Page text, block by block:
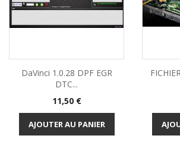
DaVinci 1.0.28 DPF EGR
DTC...
Prix
11,50 €
AJOUTER AU PANIER